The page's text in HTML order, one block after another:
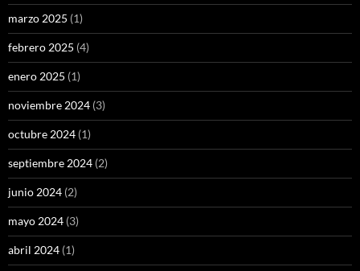
marzo 2025 (1)
febrero 2025 (4)
enero 2025 (1)
noviembre 2024 (3)
octubre 2024 (1)
septiembre 2024 (2)
junio 2024 (2)
mayo 2024 (3)
abril 2024 (1)